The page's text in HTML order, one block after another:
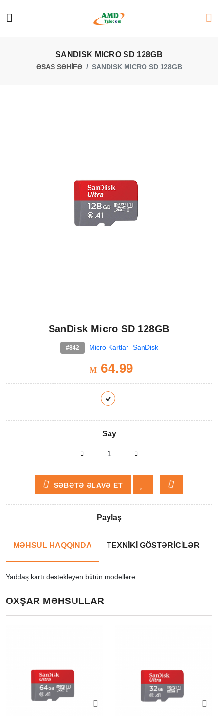
SANDISK MICRO SD 128GB
ƏSAS SƏHİFƏ SANDISK MICRO SD 128GB
SanDisk Micro SD 128GB
#842 Micro Kartlar SanDisk
M 64.99
Say
SƏBƏTƏ ƏLAVƏ ET
Paylaş
MƏHSUL HAQQINDA TEXNİKİ GÖSTƏRİCİLƏR
Yaddaş kartı dəstəkləyən bütün modellərə
OXŞAR MƏHSULLAR